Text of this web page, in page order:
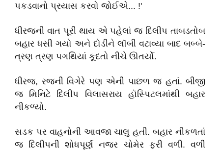
પકડવાનો પ્રયાસ કરવો જોઈએ... !'
ધીરજની વાત પૂરી થાય એ પહેલાં જ દિલીપ તાબડતોબ
બહાર ધસી ગયો અને દોડીને લૉબી વટાવ્યા બાદ બબ્બે-
ત્રણ ત્રણ પગથિયાં કૂદતો નીચે ઊતર્યો.
ધીરજ, રજની વિગેરે પણ એની પાછળ જ હતાં. બીજી
જ મિનિટે દિલીપ વિલાસરાય હૉસ્પિટલમાંથી બહાર
નીકળ્યો.
સડક પર વાહનોની આવજા ચાલુ હતી. બહાર નીકળતાં
જ દિલીપની શોધપૂર્ણ નજર ચોમેર ફરી વળી. વળી